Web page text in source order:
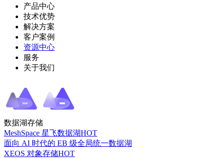
产品中心
技术优势
解决方案
客户案例
资源中心
服务
关于我们
数据湖存储
MeshSpace 星飞数据湖HOT
面向 AI 时代的 EB 级全局统一数据湖
XEOS 对象存储HOT